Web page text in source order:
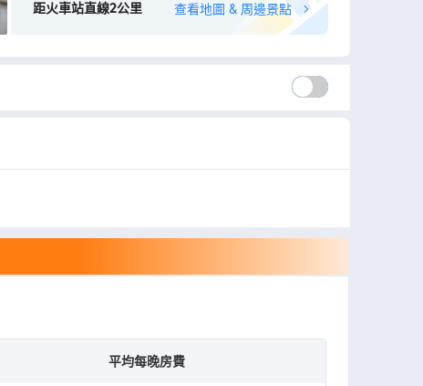
距火車站直線2公里 查看地圖 & 周邊景點
平均每晚房費